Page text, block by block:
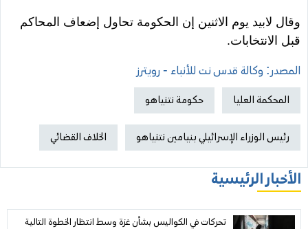
وقال لابيد يوم الاثنين إن الحكومة تحاول إضعاف المحاكم
قبل الانتخابات.
المصدر: وكالة قدس نت للأنباء - رويترز
المحكمة العليا حكومة نتنياهو
رئيس الوزراء الإسرائيلي بنيامين نتنياهو الخلاف القضائي
الأخبار الرئيسية
تحركات في الكواليس بشأن غزة وسط انتظار الخطوة التالية